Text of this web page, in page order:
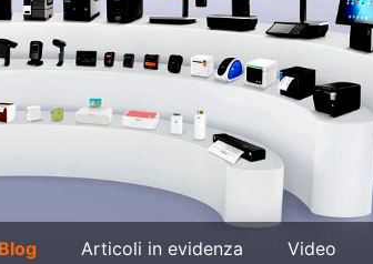
Blog Articoli in evidenza Video